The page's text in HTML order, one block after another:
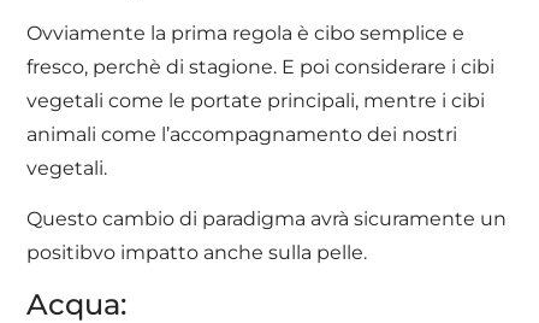
Ovviamente la prima regola è cibo semplice e
fresco, perchè di stagione. E poi considerare i cibi
vegetali come le portate principali, mentre i cibi
animali come l’accompagnamento dei nostri
vegetali.
Questo cambio di paradigma avrà sicuramente un
positibvo impatto anche sulla pelle.
Acqua: